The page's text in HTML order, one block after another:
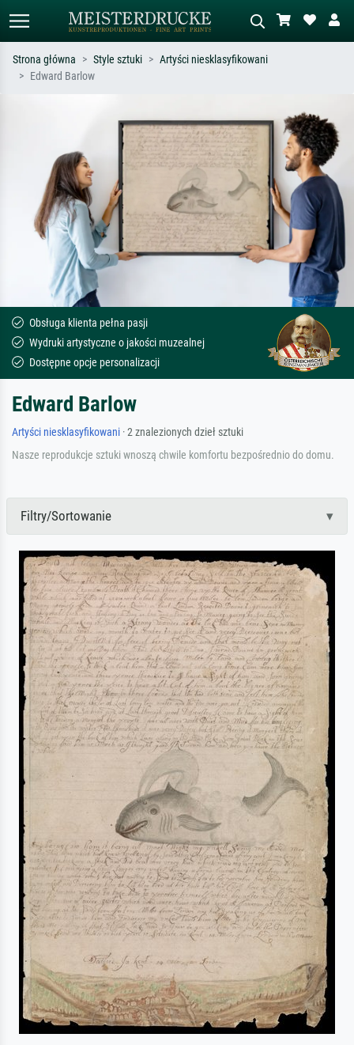
Monet, Gwiaździsta noc,
impresjonizm, fala Hokusaia, akt.
Opisz scenę – np. zielona łąka,
abstrakcja z czerwienią, ciemny olej,
stojący akt obok drzewa.
Strona główna Style sztuki
Artyści niesklasyfikowani
Edward Barlow
Obsługa klienta pełna pasji
Wydruki artystyczne o jakości muzealnej
Dostępne opcje personalizacji
Edward Barlow
Artyści niesklasyfikowani · 2 znalezionych dzieł sztuki
Nasze reprodukcje sztuki wnoszą chwile komfortu bezpośrednio do domu.
Filtry/Sortowanie